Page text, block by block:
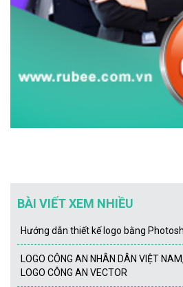
BÀI VIẾT XEM NHIỀU
Hướng dẫn thiết kế logo bằng
LOGO CÔNG AN NHÂN DÂN VIỆT
LOGO CÔNG AN VECTOR